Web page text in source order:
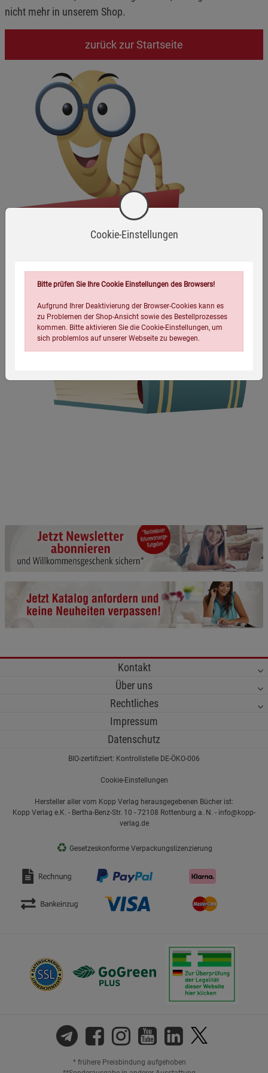
nicht mehr in unserem Shop.
zurück zur Startseite
Kontakt
Über uns
Rechtliches
Impressum
Datenschutz
BIO-zertifiziert: Kontrollstelle DE-ÖKO-006
Cookie-Einstellungen
Hersteller aller vom Kopp Verlag herausgegebenen Bücher ist:
Kopp Verlag e.K. - Bertha-Benz-Str. 10 - 72108 Rottenburg a. N. - info@kopp-
verlag.de
♻ Gesetzeskonforme Verpackungslizenzierung
* frühere Preisbindung aufgehoben
Cookie-Einstellungen
Bitte prüfen Sie Ihre Cookie Einstellungen des Browsers!
Aufgrund Ihrer Deaktivierung der Browser-Cookies kann es
zu Problemen der Shop-Ansicht sowie des Bestellprozesses
kommen. Bitte aktivieren Sie die Cookie-Einstellungen, um
sich problemlos auf unserer Webseite zu bewegen.
Beschreibung Notwendige Cookies
Cookie-Informationenanzeigen
Funktionale Cookies (1) Funktionale
Beschreibung Funktionale Cookies
anzeigen
Statistik Cookies (2) Statistik Cookies
Beschreibung Statistik Cookies
Cookie-Informationen
Marketing Cookies (3)
Datenschutzerklärung Impressum